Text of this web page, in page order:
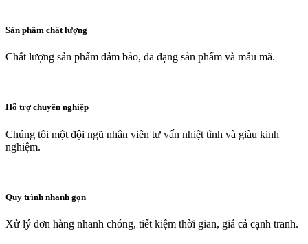
Sản phẩm chất lượng
Chất lượng sản phẩm đảm bảo, đa dạng sản phẩm và mẫu mã.
Hỗ trợ chuyên nghiệp
Chúng tôi một đội ngũ nhân viên tư vấn nhiệt tình và giàu kinh
nghiệm.
Quy trình nhanh gọn
Xử lý đơn hàng nhanh chóng, tiết kiệm thời gian, giá cả cạnh tranh.